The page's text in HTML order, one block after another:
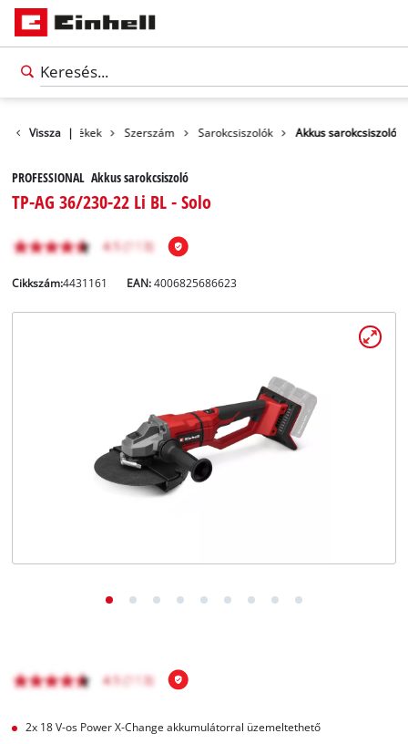
Vissza |
Termékek Szerszám Sarokcsiszolók Akkus sarokcsiszoló
PROFESSIONAL Akkus sarokcsiszoló
TP-AG 36/230-22 Li BL - Solo
Cikkszám:4431161 EAN:4006825686623
2x 18 V-os Power X-Change akkumulátorral üzemeltethető